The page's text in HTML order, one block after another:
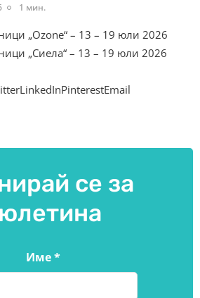
1 мин.
„Ozone“ – 13 – 19 юли 2026
„Сиела“ – 13 – 19 юли 2026
се за
Име*